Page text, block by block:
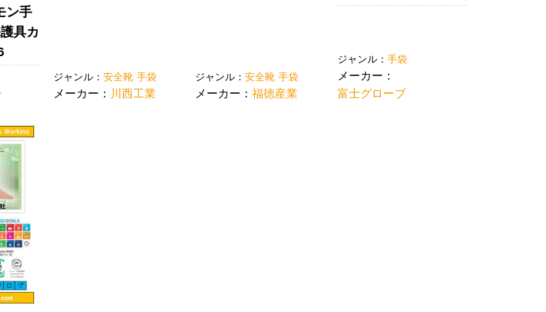
ン手
具カ
ジャンル： 安全靴 手袋
メーカー： 川西工業
ジャンル：安全靴 手袋
メーカー：福徳産業
ジャンル： 手袋
メーカー：
富士グローブ